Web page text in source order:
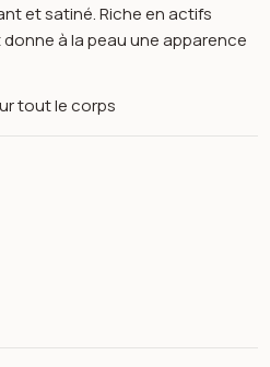
et satiné. Riche en actifs
donne à la peau une apparence
tout le corps